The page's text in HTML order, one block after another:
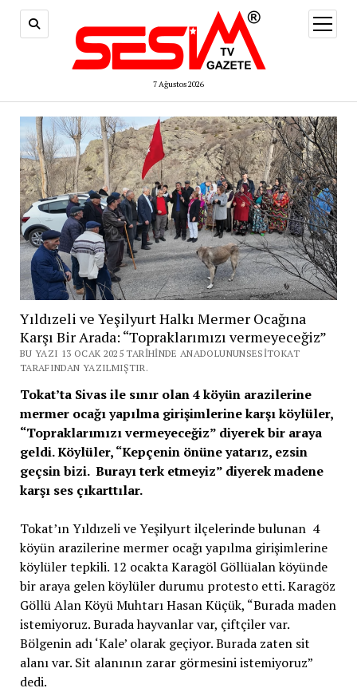
7 Ağustos 2026
aç
Yıldızeli ve Yeşilyurt Halkı Mermer Ocağına
Karşı Bir Arada: “Topraklarımızı vermeyeceğiz”
BU YAZI 13 OCAK 2025 TARIHINDE ANADOLUNUNSESITOKAT
TARAFINDAN YAZILMIŞTIR.
Tokat’ta Sivas ile sınır olan 4 köyün arazilerine
mermer ocağı yapılma girişimlerine karşı köylüler,
“Topraklarımızı vermeyeceğiz” diyerek bir araya
geldi. Köylüler, “Kepçenin önüne yatarız, ezsin
geçsin bizi. Burayı terk etmeyiz” diyerek madene
karşı ses çıkarttılar.
Tokat’ın Yıldızeli ve Yeşilyurt ilçelerinde bulunan 4
köyün arazilerine mermer ocağı yapılma girişimlerine
köylüler tepkili. 12 ocakta Karagöl Göllüalan köyünde
bir araya gelen köylüler durumu protesto etti. Karagöz
Göllü Alan Köyü Muhtarı Hasan Küçük, “Burada maden
istemiyoruz. Burada hayvanlar var, çiftçiler var.
Bölgenin adı ‘Kale’ olarak geçiyor. Burada zaten sit
alanı var. Sit alanının zarar görmesini istemiyoruz”
dedi.